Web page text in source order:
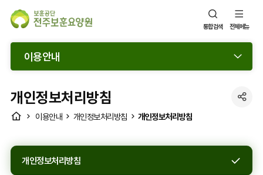
통합검색 전체메뉴
이용안내
개인정보처리방침
HOME 이용안내 개인정보처리방침 개인정보처리방침
SNS
열
개인정보처리방침